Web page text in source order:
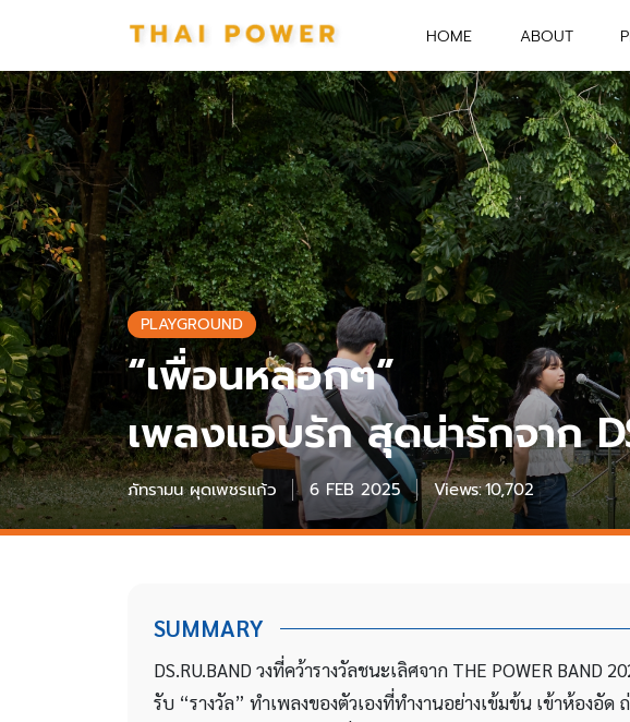
HOME ABOUT
PLAYGROUND
“เพื่อนหลอกๆ”
เพลงแอบรัก สุดน่ารักจาก
ภัทรามน ผุดเพชรแก้ว 6 FEB 2025 Views:10,702
SUMMARY
DS.RU.BAND วงที่คว้ารางวัลชนะเลิศจาก THE POWER BAND
รับ “รางวัล” ทำเพลงของตัวเองที่ทำงานอย่างเข้มข้น เข้าห้องอัด